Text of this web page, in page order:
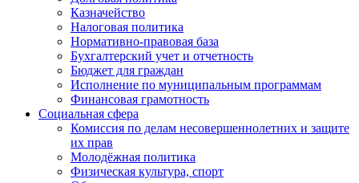
Казначейство
Налоговая политика
Нормативно-правовая база
Бухгалтерский учет и отчетность
Бюджет для граждан
Исполнение по муниципальным программам
Финансовая грамотность
Социальная сфера
Комиссия по делам несовершеннолетних и защите
их прав
Молодёжная политика
Физическая культура, спорт